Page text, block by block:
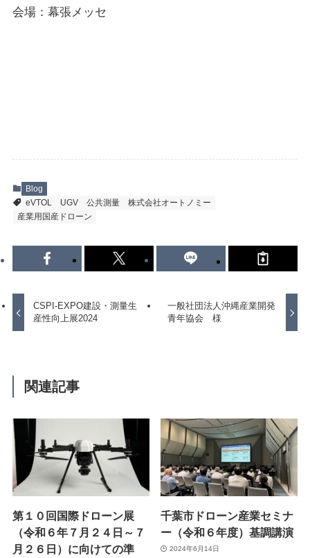
ニュース
国産産業用ドローン販売
info@autonomyuav.com
会場：幕張メッセ
Blog
eVTOL
UGV 公共測量
株式会社オートノミー
産業用国産ドローン
CSPI-EXPO建設・測量生
産性向上展2024
一般社団法人沖縄産業開発
青年協会 様
関連記事
第１０回国際ドローン展
（令和６年７月２４日～７
月２６日）に向けての準
千葉市ドローン産業セミナ
ー（令和６年度）基調講演
2024年6月14日